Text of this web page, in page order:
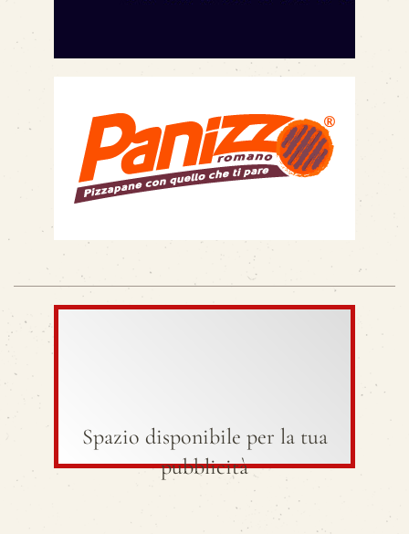
Spazio disponibile per la tua
pubblicità